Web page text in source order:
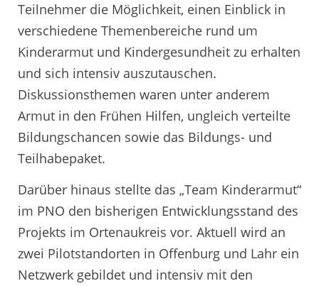
Teilnehmer die Möglichkeit, einen Einblick in
verschiedene Themenbereiche rund um
Kinderarmut und Kindergesundheit zu erhalten
und sich intensiv auszutauschen.
Diskussionsthemen waren unter anderem
Armut in den Frühen Hilfen, ungleich verteilte
Bildungschancen sowie das Bildungs- und
Teilhabepaket.
Darüber hinaus stellte das „Team Kinderarmut“
im PNO den bisherigen Entwicklungsstand des
Projekts im Ortenaukreis vor. Aktuell wird an
zwei Pilotstandorten in Offenburg und Lahr ein
Netzwerk gebildet und intensiv mit den